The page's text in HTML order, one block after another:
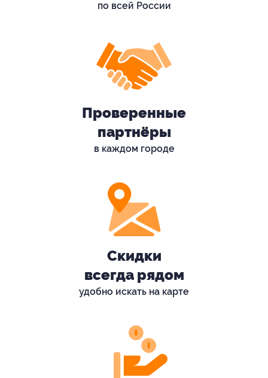
по всей России
Проверенные
партнёры
в каждом городе
Скидки
всегда рядом
удобно искать на карте